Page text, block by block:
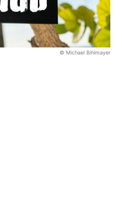
© Michael Bihlmayer